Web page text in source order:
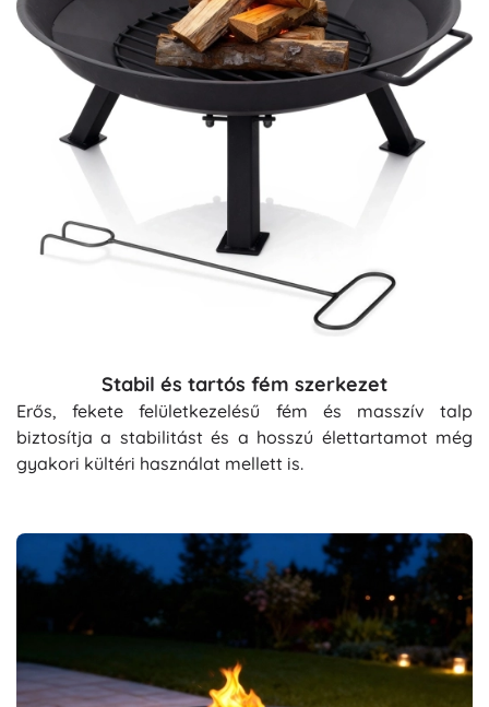
Stabil és tartós fém szerkezet
Erős, fekete felületkezelésű fém és masszív talp
biztosítja a stabilitást és a hosszú élettartamot még
gyakori kültéri használat mellett is.